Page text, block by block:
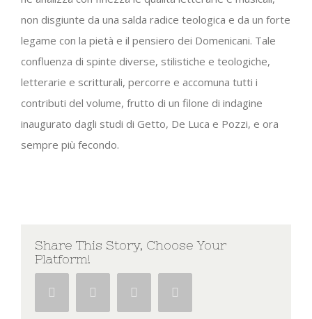
non disgiunte da una salda radice teologica e da un forte
legame con la pietà e il pensiero dei Domenicani. Tale
confluenza di spinte diverse, stilistiche e teologiche,
letterarie e scritturali, percorre e accomuna tutti i
contributi del volume, frutto di un filone di indagine
inaugurato dagli studi di Getto, De Luca e Pozzi, e ora
sempre più fecondo.
Share This Story, Choose Your
Platform!
Facebook Twitter Google+